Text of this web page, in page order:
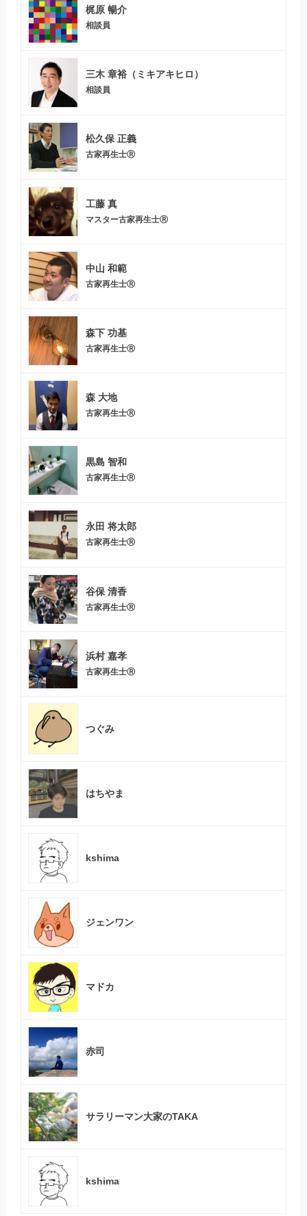
梶原 暢介
相談員
三木 章裕（ミキアキヒロ）
相談員
松久保 正義
古家再生士Ⓡ
工藤 真
マスター古家再生士Ⓡ
中山 和範
古家再生士Ⓡ
森下 功基
古家再生士Ⓡ
森 大地
古家再生士Ⓡ
黒島 智和
古家再生士Ⓡ
永田 将太郎
古家再生士Ⓡ
谷保 清香
古家再生士Ⓡ
浜村 嘉孝
古家再生士Ⓡ
つぐみ
はちやま
kshima
ジェンワン
マドカ
赤司
サラリーマン大家のTAKA
kshima